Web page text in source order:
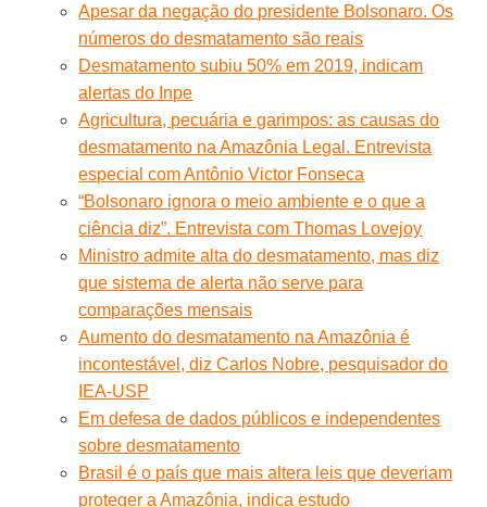
Apesar da negação do presidente Bolsonaro. Os
números do desmatamento são reais
Desmatamento subiu 50% em 2019, indicam
alertas do Inpe
Agricultura, pecuária e garimpos: as causas do
desmatamento na Amazônia Legal. Entrevista
especial com Antônio Victor Fonseca
“Bolsonaro ignora o meio ambiente e o que a
ciência diz”. Entrevista com Thomas Lovejoy
Ministro admite alta do desmatamento, mas diz
que sistema de alerta não serve para
comparações mensais
Aumento do desmatamento na Amazônia é
incontestável, diz Carlos Nobre, pesquisador do
IEA-USP
Em defesa de dados públicos e independentes
sobre desmatamento
Brasil é o país que mais altera leis que deveriam
proteger a Amazônia, indica estudo